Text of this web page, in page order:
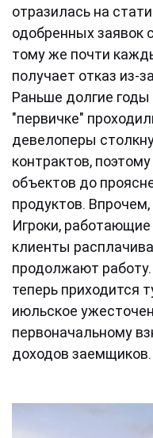
отразилась на
одобренных заявок
тому же почти
получает отказ из-
Раньше долгие годы
"первичке"
девелоперы
контрактов,
объектов до
продуктов. Впрочем,
Игроки, работающие
клиенты
продолжают
теперь приходится
июльское
первоначальному
доходов заемщиков.